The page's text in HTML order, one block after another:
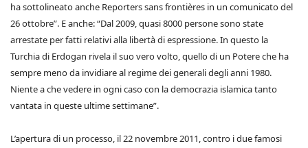
ha sottolineato anche Reporters sans frontières in un comunicato del
26 ottobre”. E anche: “Dal 2009, quasi 8000 persone sono state
arrestate per fatti relativi alla libertà di espressione. In questo la
Turchia di Erdogan rivela il suo vero volto, quello di un Potere che ha
sempre meno da invidiare al regime dei generali degli anni 1980.
Niente a che vedere in ogni caso con la democrazia islamica tanto
vantata in queste ultime settimane”.
L’apertura di un processo, il 22 novembre 2011, contro i due famosi